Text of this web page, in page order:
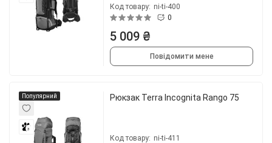
Код товару: ni-ti-400
0
5 009 ₴
Повідомити мене
Популярний
3
Рюкзак Terra Incognita Rango 75
Код товару: ni-ti-411